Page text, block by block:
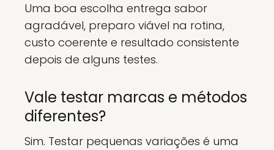
Uma boa escolha entrega sabor
agradável, preparo viável na rotina,
custo coerente e resultado consistente
depois de alguns testes.
Vale testar marcas e métodos
diferentes?
Sim. Testar pequenas variações é uma